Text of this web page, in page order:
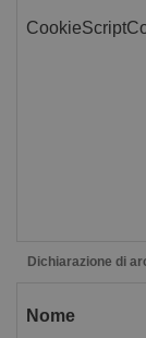
Dichiarazione di
Nome